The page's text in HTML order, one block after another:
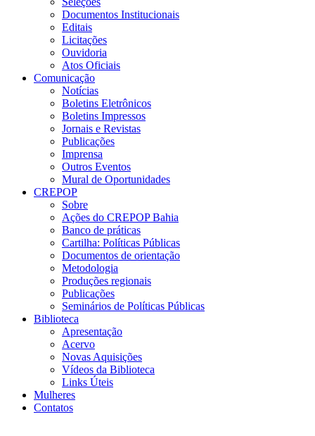
Documentos Institucionais
Editais
Licitações
Ouvidoria
Atos Oficiais
Comunicação
Notícias
Boletins Eletrônicos
Boletins Impressos
Jornais e Revistas
Publicações
Imprensa
Outros Eventos
Mural de Oportunidades
CREPOP
Sobre
Ações do CREPOP Bahia
Banco de práticas
Cartilha: Políticas Públicas
Documentos de orientação
Metodologia
Produções regionais
Publicações
Seminários de Políticas Públicas
Biblioteca
Apresentação
Acervo
Novas Aquisições
Vídeos da Biblioteca
Links Úteis
Mulheres
Contatos